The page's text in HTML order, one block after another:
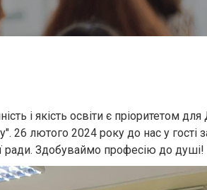
і якість освіти є пріоритетом
26 лютого 2024 року до нас у гості
ради. Здобуваймо професію до душі!